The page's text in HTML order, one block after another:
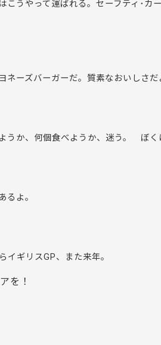
こうやって運ばれる。セーフティ･
ーズバーガーだ。質素なおいしさだ
うか、何個食べようか、迷う。 ぼく
るよ。
イギリスGP、また来年。
を！